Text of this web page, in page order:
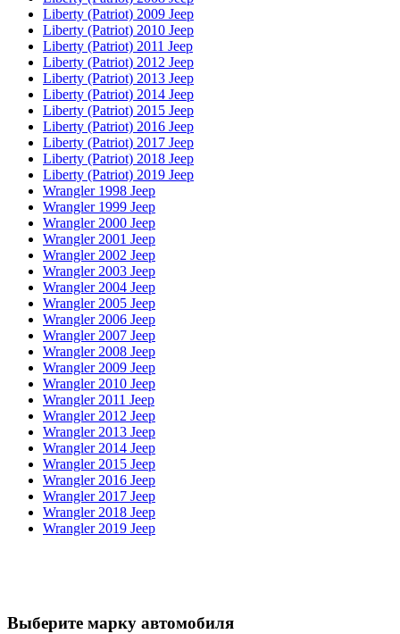
Liberty (Patriot) 2009 Jeep
Liberty (Patriot) 2010 Jeep
Liberty (Patriot) 2011 Jeep
Liberty (Patriot) 2012 Jeep
Liberty (Patriot) 2013 Jeep
Liberty (Patriot) 2014 Jeep
Liberty (Patriot) 2015 Jeep
Liberty (Patriot) 2016 Jeep
Liberty (Patriot) 2017 Jeep
Liberty (Patriot) 2018 Jeep
Liberty (Patriot) 2019 Jeep
Wrangler 1998 Jeep
Wrangler 1999 Jeep
Wrangler 2000 Jeep
Wrangler 2001 Jeep
Wrangler 2002 Jeep
Wrangler 2003 Jeep
Wrangler 2004 Jeep
Wrangler 2005 Jeep
Wrangler 2006 Jeep
Wrangler 2007 Jeep
Wrangler 2008 Jeep
Wrangler 2009 Jeep
Wrangler 2010 Jeep
Wrangler 2011 Jeep
Wrangler 2012 Jeep
Wrangler 2013 Jeep
Wrangler 2014 Jeep
Wrangler 2015 Jeep
Wrangler 2016 Jeep
Wrangler 2017 Jeep
Wrangler 2018 Jeep
Wrangler 2019 Jeep
Выберите марку автомобиля